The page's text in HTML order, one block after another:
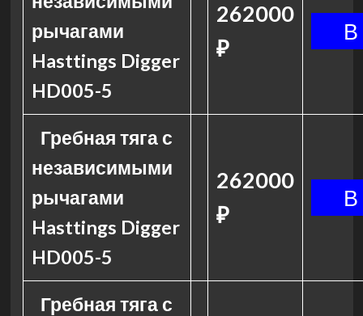
рычагами
Hasttings Digger
HD005-5
262000
₽
Гребная тяга с
независимыми
рычагами
Hasttings Digger
HD005-5
262000
₽
Гребная тяга с